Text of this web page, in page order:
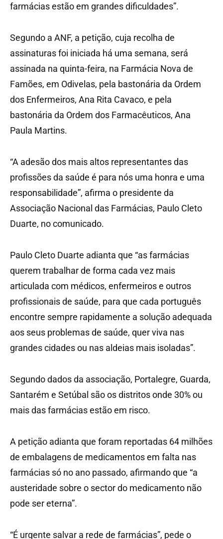
farmácias estão em grandes dificuldades”.
Segundo a ANF, a petição, cuja recolha de
assinaturas foi iniciada há uma semana, será
assinada na quinta-feira, na Farmácia Nova de
Famões, em Odivelas, pela bastonária da Ordem
dos Enfermeiros, Ana Rita Cavaco, e pela
bastonária da Ordem dos Farmacêuticos, Ana
Paula Martins.
“A adesão dos mais altos representantes das
profissões da saúde é para nós uma honra e uma
responsabilidade”, afirma o presidente da
Associação Nacional das Farmácias, Paulo Cleto
Duarte, no comunicado.
Paulo Cleto Duarte adianta que “as farmácias
querem trabalhar de forma cada vez mais
articulada com médicos, enfermeiros e outros
profissionais de saúde, para que cada português
encontre sempre rapidamente a solução adequada
aos seus problemas de saúde, quer viva nas
grandes cidades ou nas aldeias mais isoladas”.
Segundo dados da associação, Portalegre, Guarda,
Santarém e Setúbal são os distritos onde 30% ou
mais das farmácias estão em risco.
A petição adianta que foram reportadas 64 milhões
de embalagens de medicamentos em falta nas
farmácias só no ano passado, afirmando que “a
austeridade sobre o sector do medicamento não
pode ser eterna”.
“É urgente salvar a rede de farmácias”, pede o